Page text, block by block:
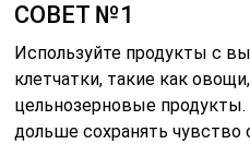
СОВЕТ №1
Используйте продукты с
клетчатки, такие как
цельнозерновые продукты.
дольше сохранять